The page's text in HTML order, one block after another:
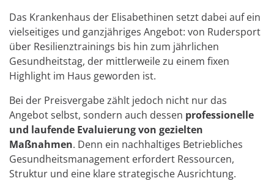
Das Krankenhaus der Elisabethinen setzt dabei auf ein
vielseitiges und ganzjähriges Angebot: von Rudersport
über Resilienztrainings bis hin zum jährlichen
Gesundheitstag, der mittlerweile zu einem fixen
Highlight im Haus geworden ist.
Bei der Preisvergabe zählt jedoch nicht nur das
Angebot selbst, sondern auch dessen professionelle
und laufende Evaluierung von gezielten
Maßnahmen. Denn ein nachhaltiges Betriebliches
Gesundheitsmanagement erfordert Ressourcen,
Struktur und eine klare strategische Ausrichtung.